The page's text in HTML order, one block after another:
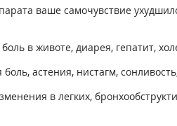
ваше самочувствие
в животе, диарея, гепатит,
астения, нистагм,
в легких,